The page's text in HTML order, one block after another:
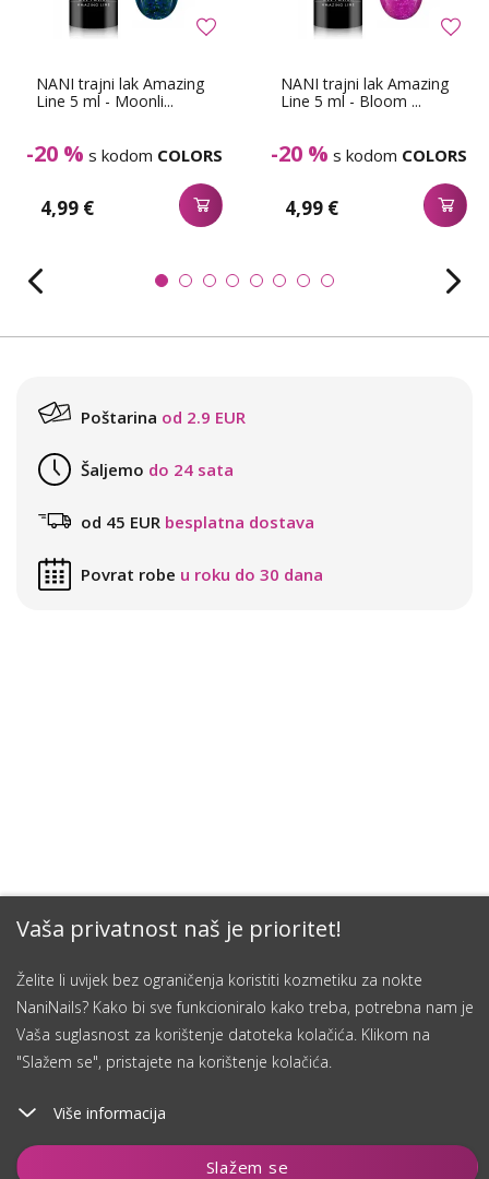
Vaša privatnost naš je prioritet!
Želite li uvijek bez ograničenja koristiti kozmetiku za nokte
NaniNails? Kako bi sve funkcioniralo kako treba, potrebna nam je
Vaša suglasnost za korištenje datoteka kolačića. Klikom na
"Slažem se", pristajete na korištenje kolačića.
Više informacija
Slažem se
Dodaj u košaricu
NANI trajni lak Amazing
Line 5 ml - Moonli...
-20 % s kodom COLORS
4,99 €
NANI trajni lak Amazing
Line 5 ml - Bloom ...
-20 % s kodom COLORS
4,99 €
Poštarina od 2.9 EUR
Šaljemo do 24 sata
od 45 EUR besplatna dostava
Povrat robe u roku do 30 dana